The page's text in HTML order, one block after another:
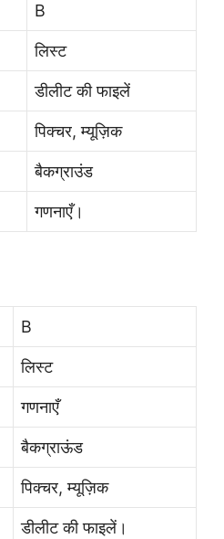
B
लिस्ट
डीलीट की फाइलें
पिक्चर, म्यूज़िक
बैकग्राउंड
गणनाएँ।
B
लिस्ट
गणनाएँ
बैकग्राऊंड
पिक्चर, म्यूज़िक
डीलीट की फाइलें।